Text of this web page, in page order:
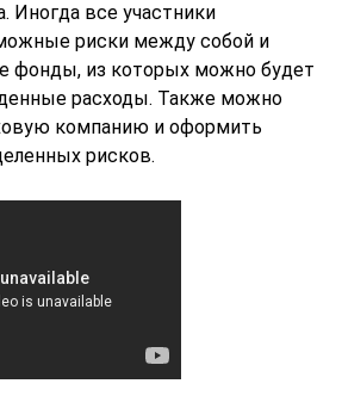
Иногда все участники
риски между собой и
фонды, из которых можно будет
расходы. Также можно
компанию и оформить
рисков.